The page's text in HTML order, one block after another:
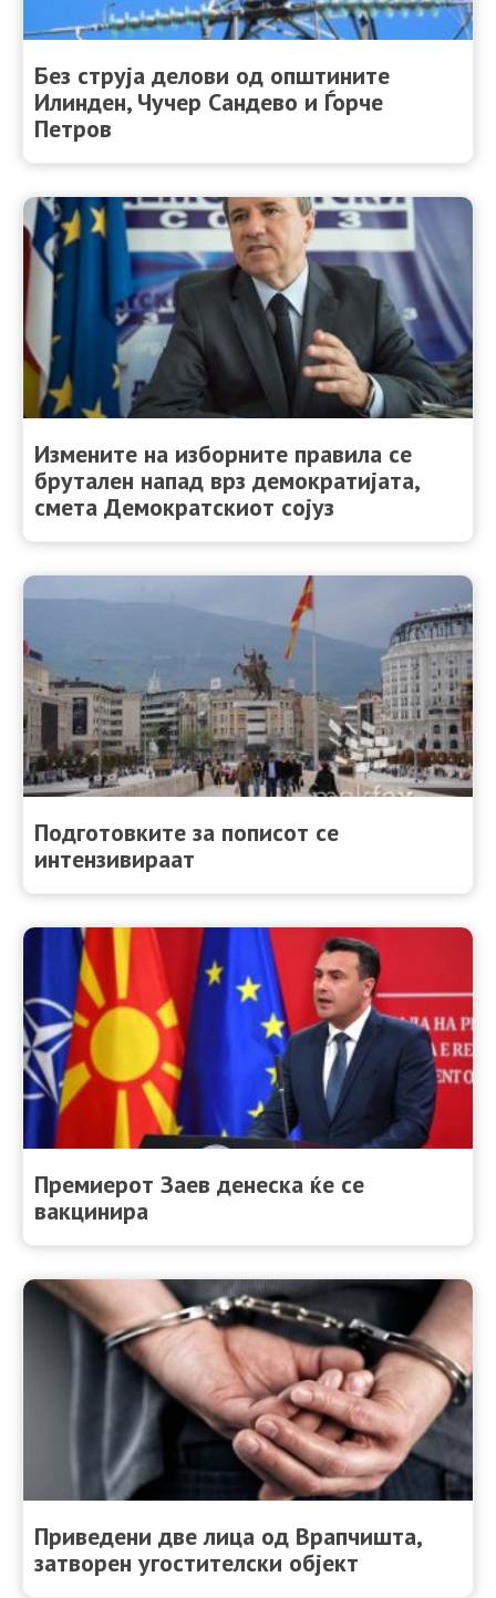
Без струја делови од општините
Илинден, Чучер Сандево и Ѓорче
Петров
Измените на изборните правила се
брутален напад врз демократијата,
смета Демократскиот сојуз
Подготовките за пописот се
интензивираат
Премиерот Зaев денеска ќе се
вакцинира
Приведени две лица од Врапчишта,
затворен угостителски објект